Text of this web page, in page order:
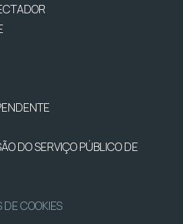
DO SERVIÇO PÚBLICO DE
COOKIES